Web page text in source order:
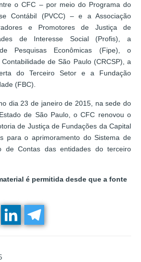
o CFC – por meio do Programa do
Contábil (PVCC) – e a Associação
e Promotores de Justiça de
de Interesse Social (Profis), a
Pesquisas Econômicas (Fipe), o
de São Paulo (CRCSP), a
do Terceiro Setor e a Fundação
(FBC).
dia 23 de janeiro de 2015, na sede do
de São Paulo, o CFC renovou o
de Justiça de Fundações da Capital
para o aprimoramento do Sistema de
de Contas das entidades do terceiro
é permitida desde que a fonte